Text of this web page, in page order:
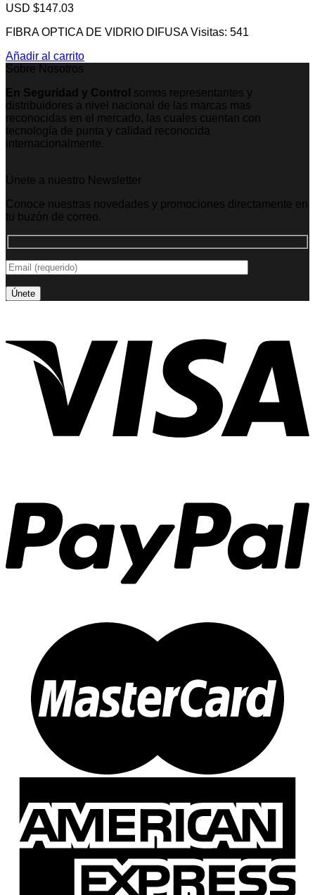
USD $147.03
FIBRA OPTICA DE VIDRIO DIFUSA Visitas: 541
Añadir al carrito
Sobre Nosotros
En Seguridad y Control somos representantes y
distribuidores a nivel nacional de las marcas mas
reconocidas en el mercado, las cuales cuentan con
tecnología de punta y calidad reconocida
internacionalmente.
Únete a nuestro Newsletter
Conoce nuestras novedades y promociones directamente en
tu buzón de correo.